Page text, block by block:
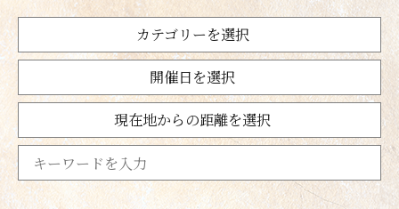
カテゴリーを選択
開催日を選択
現在地からの距離を選択